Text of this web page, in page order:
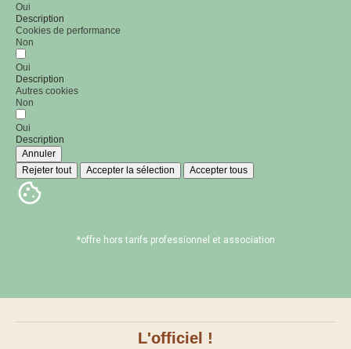
Oui
Description
Cookies de performance
Non
Oui
Description
Autres cookies
Non
Oui
Description
Annuler
Rejeter tout
Accepter la sélection Accepter tous
*offre hors tarifs professionnel et association
L'officiel !